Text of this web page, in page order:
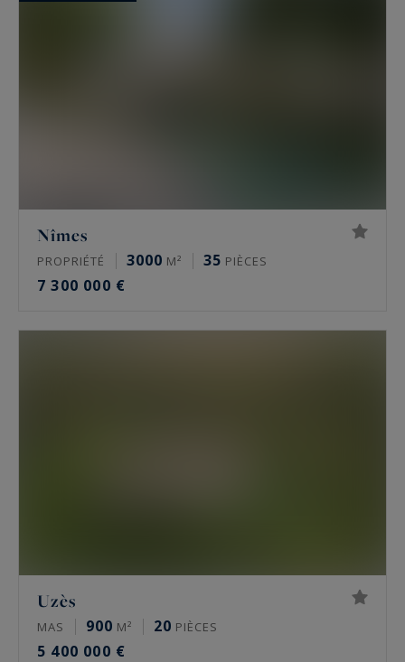
Nîmes
PROPRIÉTÉ 3000 M² 35 PIÈCES
7 300 000 €
Uzès
MAS 900 M² 20 PIÈCES
5 400 000 €